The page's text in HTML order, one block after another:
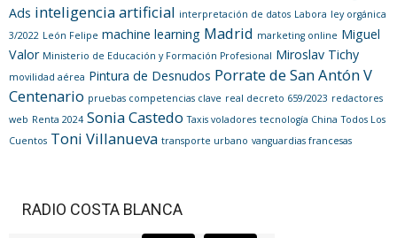
Ads inteligencia artificial interpretación de datos Labora ley orgánica
3/2022 León Felipe machine learning Madrid marketing online Miguel
Valor Ministerio de Educación y Formación Profesional Miroslav Tichy
movilidad aérea Pintura de Desnudos Porrate de San Antón V
Centenario pruebas competencias clave real decreto 659/2023 redactores
web Renta 2024 Sonia Castedo Taxis voladores tecnología China Todos Los
Cuentos Toni Villanueva transporte urbano vanguardias francesas
RADIO COSTA BLANCA